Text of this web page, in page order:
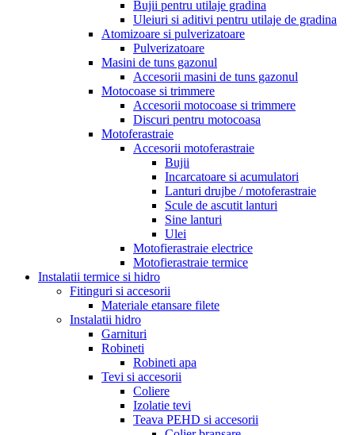
Bujii pentru utilaje gradina
Uleiuri si aditivi pentru utilaje de gradina
Atomizoare si pulverizatoare
Pulverizatoare
Masini de tuns gazonul
Accesorii masini de tuns gazonul
Motocoase si trimmere
Accesorii motocoase si trimmere
Discuri pentru motocoasa
Motoferastraie
Accesorii motoferastraie
Bujii
Incarcatoare si acumulatori
Lanturi drujbe / motoferastraie
Scule de ascutit lanturi
Sine lanturi
Ulei
Motofierastraie electrice
Motofierastraie termice
Instalatii termice si hidro
Fitinguri si accesorii
Materiale etansare filete
Instalatii hidro
Garnituri
Robineti
Robineti apa
Tevi si accesorii
Coliere
Izolatie tevi
Teava PEHD si accesorii